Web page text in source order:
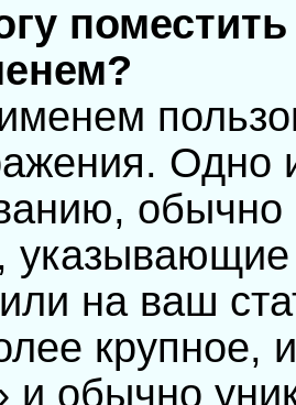
Одно
обычно
на ваш
крупное,
и обычно